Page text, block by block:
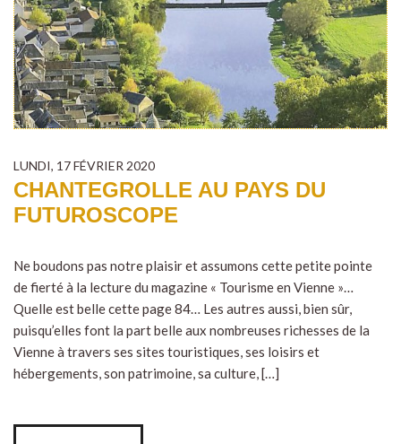
LUNDI, 17 FÉVRIER 2020
CHANTEGROLLE AU PAYS DU
FUTUROSCOPE
Ne boudons pas notre plaisir et assumons cette petite pointe
de fierté à la lecture du magazine « Tourisme en Vienne »…
Quelle est belle cette page 84… Les autres aussi, bien sûr,
puisqu’elles font la part belle aux nombreuses richesses de la
Vienne à travers ses sites touristiques, ses loisirs et
hébergements, son patrimoine, sa culture, […]